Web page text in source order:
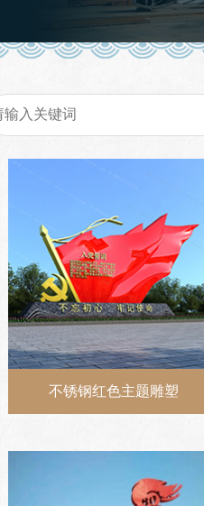
不锈钢红色主题雕塑